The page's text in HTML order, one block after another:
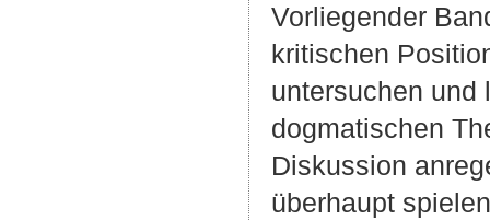
Vorliegender
kritischen
untersuchen und
dogmatischen
Diskussion
überhaupt